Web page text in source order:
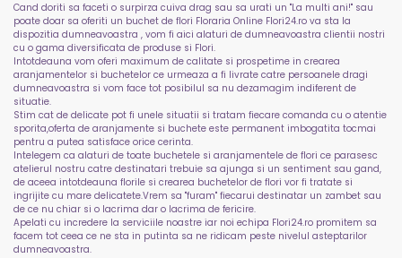
Cand doriti sa faceti o surpirza cuiva drag sau sa urati un "La multi ani!" sau
poate doar sa oferiti un buchet de flori Floraria Online Flori24.ro va sta la
dispozitia dumneavoastra , vom fi aici alaturi de dumneavoastra clientii nostri
cu o gama diversificata de produse si Flori.
Intotdeauna vom oferi maximum de calitate si prospetime in crearea
aranjamentelor si buchetelor ce urmeaza a fi livrate catre persoanele dragi
dumneavoastra si vom face tot posibilul sa nu dezamagim indiferent de
situatie.
Stim cat de delicate pot fi unele situatii si tratam fiecare comanda cu o atentie
sporita,oferta de aranjamente si buchete este permanent imbogatita tocmai
pentru a putea satisface orice cerinta.
Intelegem ca alaturi de toate buchetele si aranjamentele de flori ce parasesc
atelierul nostru catre destinatari trebuie sa ajunga si un sentiment sau gand,
de aceea intotdeauna florile si crearea buchetelor de flori vor fi tratate si
ingrijite cu mare delicatete.Vrem sa "furam" fiecarui destinatar un zambet sau
de ce nu chiar si o lacrima dar o lacrima de fericire.
Apelati cu incredere la serviciile noastre iar noi echipa Flori24.ro promitem sa
facem tot ceea ce ne sta in putinta sa ne ridicam peste nivelul asteptarilor
dumneavoastra.